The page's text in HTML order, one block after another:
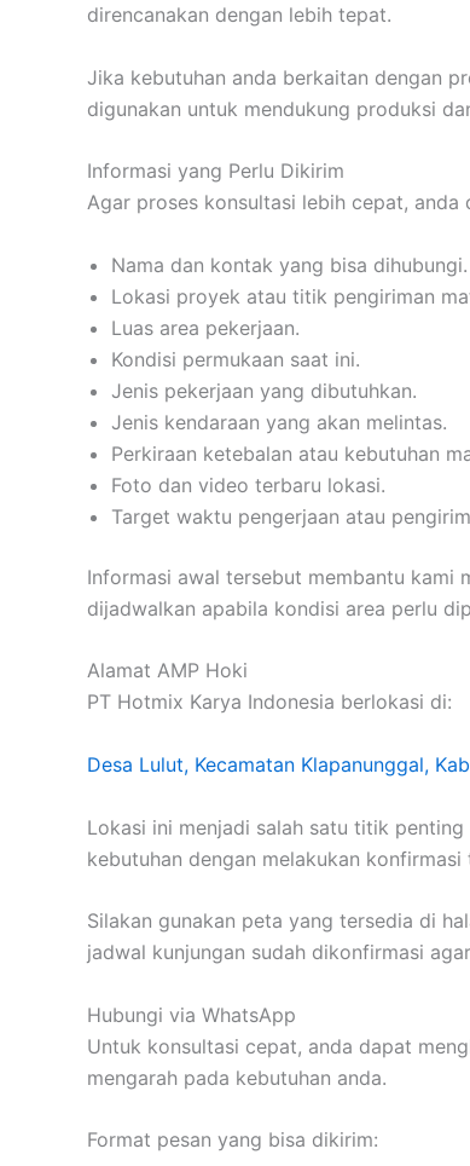
direncanakan dengan lebih tepat.
Jika kebutuhan anda berkaitan dengan
digunakan untuk mendukung produksi
Informasi yang Perlu Dikirim
Agar proses konsultasi lebih cepat,
Nama dan kontak yang bisa dihubungi.
Lokasi proyek atau titik pengiriman
Luas area pekerjaan.
Kondisi permukaan saat ini.
Jenis pekerjaan yang dibutuhkan.
Jenis kendaraan yang akan melintas.
Perkiraan ketebalan atau kebutuhan
Foto dan video terbaru lokasi.
Target waktu pengerjaan atau
Informasi awal tersebut membantu kami
dijadwalkan apabila kondisi area perlu
Alamat AMP Hoki
PT Hotmix Karya Indonesia berlokasi di:
Desa Lulut, Kecamatan Klapanunggal,
Lokasi ini menjadi salah satu titik
kebutuhan dengan melakukan
Silakan gunakan peta yang tersedia di
jadwal kunjungan sudah dikonfirmasi
Hubungi via WhatsApp
Untuk konsultasi cepat, anda dapat
mengarah pada kebutuhan anda.
Format pesan yang bisa dikirim: